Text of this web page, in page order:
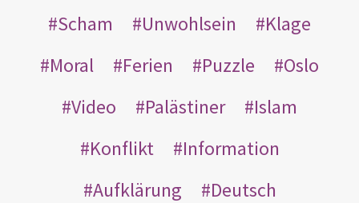
Scham
Unwohlsein
Klage
Moral
Ferien Puzzle
Oslo
Video
Palästiner
Islam
Konflikt
Information
Aufklärung
Deutsch